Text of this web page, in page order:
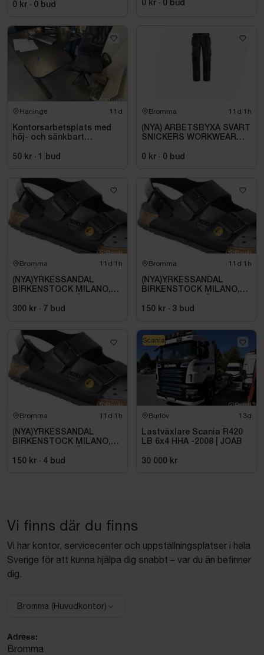
0 kr · 0 bud 0 kr · 0 bud
Haninge 11d
Kontorsarbetsplats med
höj- och sänkbart
50 kr · 1 bud
Bromma 11d 1h
(NYA) ARBETSBYXA SVART
SNICKERS WORKWEAR
STL 104.
0 kr · 0 bud
Bromma 11d 1h
(NYA)YRKESSANDAL
BIRKENSTOCK MILANO,
SVART. STL 42
300 kr · 7 bud
Bromma 11d 1h
(NYA)YRKESSANDAL
BIRKENSTOCK MILANO,
SVART. STL 42
150 kr · 3 bud
Bromma 11d 1h
(NYA)YRKESSANDAL
BIRKENSTOCK MILANO,
SVART. STL 42
150 kr · 4 bud
Burlöv 13d
Lastväxlare Scania R420
LB 6x4 HHA -2008 | JOAB
30 000 kr
Scania
Vi finns där du finns
Vi har kontor, servicecenter och uppställningsplatser i hela
Sverige för att kunna hjälpa dig snabbt – var du än befinner
dig.
Välj anläggning:
Bromma (Huvudkontor)
Adress:
Bromma